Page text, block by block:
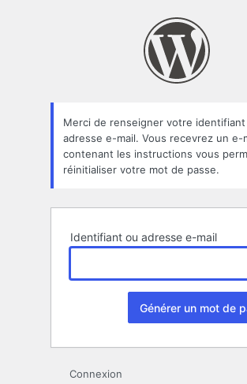
oublié
Merci de renseigner votre
adresse e-mail. Vous recevrez un e-
contenant les instructions vous
réinitialiser votre mot de passe.
Identifiant ou adresse e-mail
Connexion